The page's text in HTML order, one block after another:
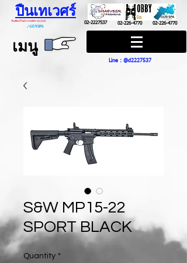
ปืนเทเวศร์
ปืนฮ๊อบบี้ กันส์ HOBBY GUNS
/GUN SPA
02-2227537 02-226-4770 02-226-4770
เมนู
Line : @d2227537
S&W MP15-22
SPORT BLACK
Quantity *